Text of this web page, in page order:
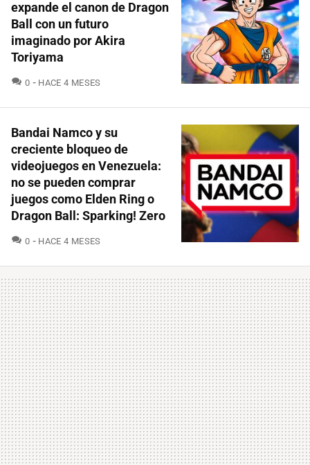
expande el canon de Dragon
Ball con un futuro
imaginado por Akira
Toriyama
0 COMENTARIOS
HACE 4 MESES
Bandai Namco y su
creciente bloqueo de
videojuegos en Venezuela:
no se pueden comprar
juegos como Elden Ring o
Dragon Ball: Sparking! Zero
0 COMENTARIOS
HACE 4 MESES